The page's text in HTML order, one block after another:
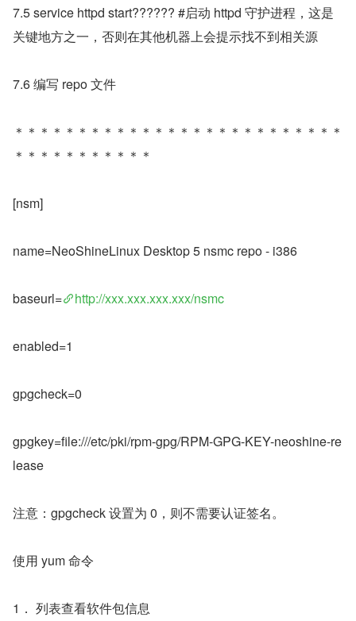
7.5 service httpd start?????? #启动 httpd 守护进程，这是
关键地方之一，否则在其他机器上会提示找不到相关源
7.6 编写 repo 文件
＊＊＊＊＊＊＊＊＊＊＊＊＊＊＊＊＊＊＊＊＊＊＊＊＊＊
＊＊＊＊＊＊＊＊＊＊＊
[nsm]
name=NeoShineLinux Desktop 5 nsmc repo - i386
baseurl= http://xxx.xxx.xxx.xxx/nsmc
enabled=1
gpgcheck=0
gpgkey=file:///etc/pki/rpm-gpg/RPM-GPG-KEY-neoshine-re
lease
注意：gpgcheck 设置为 0，则不需要认证签名。
使用 yum 命令
1． 列表查看软件包信息